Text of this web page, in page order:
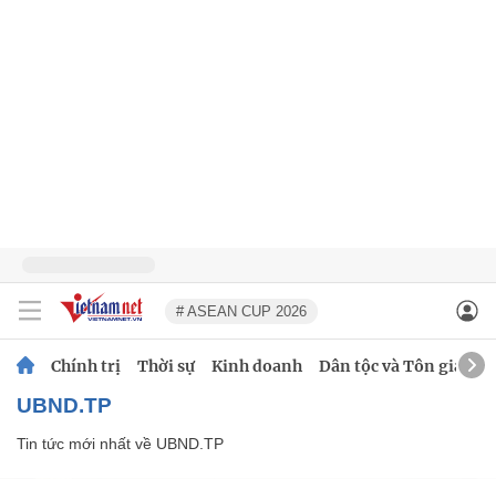
# ASEAN CUP 2026
Chính trị Thời sự Kinh doanh Dân tộc và Tôn giáo
UBND.TP
Tin tức mới nhất về UBND.TP